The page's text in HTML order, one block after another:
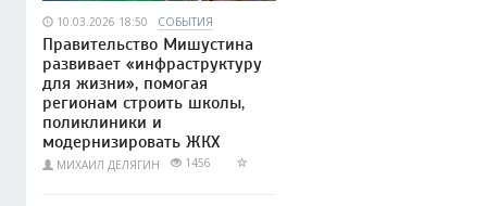
10.03.2026 18:50 СОБЫТИЯ
Правительство Мишустина
развивает «инфраструктуру
для жизни», помогая
регионам строить школы,
поликлиники и
модернизировать ЖКХ
МИХАИЛ ДЕЛЯГИН 1456